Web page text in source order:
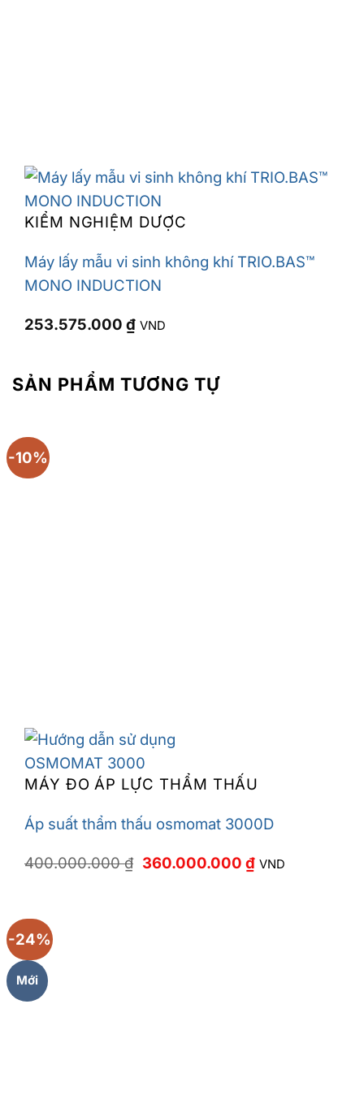
KIỂM NGHIỆM DƯỢC
Máy lấy mẫu vi sinh không khí TRIO.BAS™
MONO INDUCTION
253.575.000 ₫ VND
SẢN PHẨM TƯƠNG TỰ
-10%
MÁY ĐO ÁP LỰC THẨM THẤU
Áp suất thẩm thấu osmomat 3000D
400.000.000₫ Giá
360.000.000 ₫Giá
hiện
VND
-24%
Mới